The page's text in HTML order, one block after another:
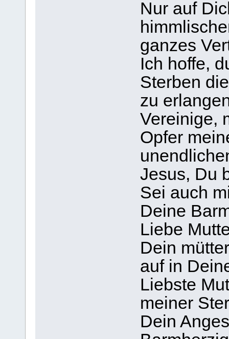
Nur auf
ganzes
Ich hoffe,
Sterben
zu
Vereinige,
Opfer
Jesus, Du
Sei auch
Deine
Liebe
Dein
auf in
Liebste
meiner
Dein